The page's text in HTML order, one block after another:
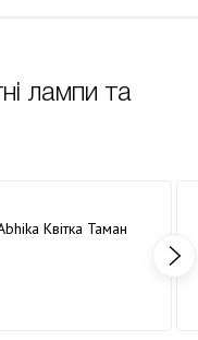
лампи та
Квітка Таман